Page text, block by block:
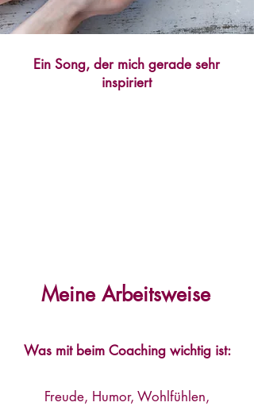
Ein Song, der mich gerade sehr
inspiriert
Meine Arbeitsweise
Was mit beim Coaching wichtig ist:
Freude, Humor, Wohlfühlen,